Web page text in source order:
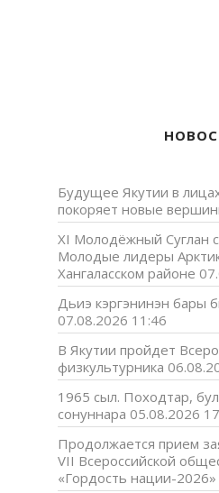
Будущее Якутии в
покоряет новые
XI Молодёжный Суглан
Молодые лидеры
Хангаласском районе
Дьиэ кэргэнинэн бары
07.08.2026 11:46
В Якутии пройдет
физкультурника
1965 сыл. Походтар,
сонуннара 05.08.2026
Продолжается прием
VII Всероссийской
«Гордость нации-2026»